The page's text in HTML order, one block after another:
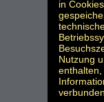
in
Nutzung